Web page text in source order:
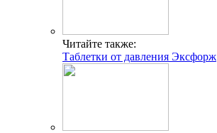
Читайте также:
Таблетки от давления Эксфорж